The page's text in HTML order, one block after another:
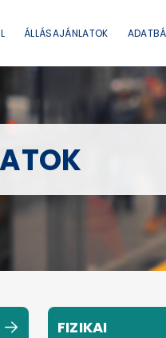
ÁLLÁSAJÁNLATOK
FIZIKAI